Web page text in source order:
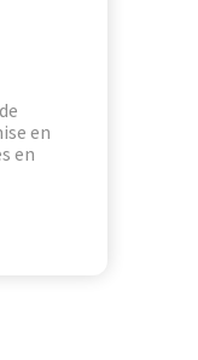
en
en